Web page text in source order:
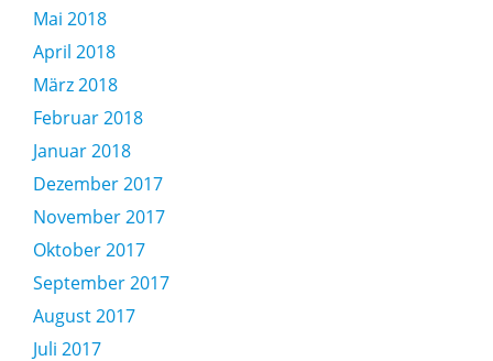
Mai 2018
April 2018
März 2018
Februar 2018
Januar 2018
Dezember 2017
November 2017
Oktober 2017
September 2017
August 2017
Juli 2017